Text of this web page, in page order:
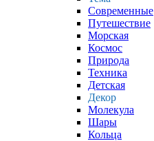
Современные
Путешествие
Морская
Космос
Природа
Техника
Детская
Декор
Молекула
Шары
Кольца